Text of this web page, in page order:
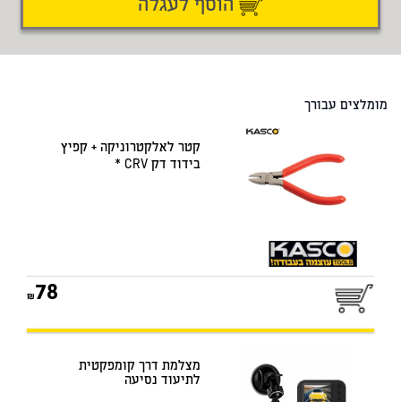
שתף דיווח על טעות
הוסף לעגלה
מומלצים עבורך
קטר לאלקטרוניקה + קפיץ
בידוד דק CRV *
78
מצלמת דרך קומפקטית
לתיעוד נסיעה